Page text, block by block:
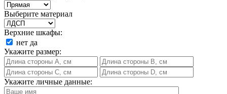
Выберите материал
Верхние шкафы:
нет да
Укажите размер:
Укажите личные данные: